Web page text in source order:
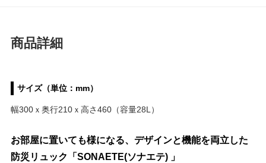
商品詳細
サイズ（単位：mm）
幅300ｘ奥行210ｘ高さ460（容量28L）
お部屋に置いても様になる、デザインと機能を両立した
防災リュック「SONAETE(ソナエテ) 」